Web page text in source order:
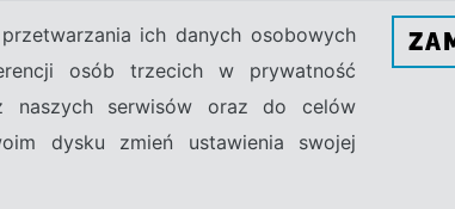
ich danych osobowych
osób trzecich w prywatność
naszych serwisów oraz do celów
dysku zmień ustawienia swojej